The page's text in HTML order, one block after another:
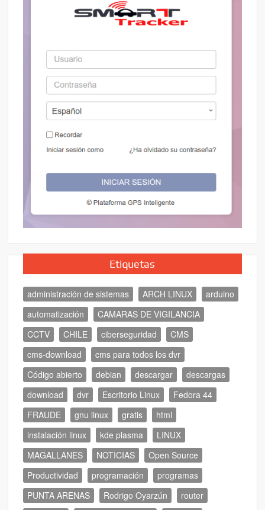
Etiquetas
administración de sistemas ARCH LINUX
arduino
automatización
CAMARAS DE VIGILANCIA
CCTV
CHILE ciberseguridad
CMS
cms-download
cms para todos los dvr
Código abierto
debian descargar
descargas
download
dvr Escritorio Linux
Fedora 44
FRAUDE
gnu linux gratis
html
instalación linux
kde plasma
LINUX
MAGALLANES
NOTICIAS
Open Source
Productividad
programación
programas
PUNTA ARENAS
Rodrigo Oyarzún
router